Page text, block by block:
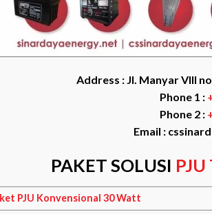
Address : Jl. Manyar VIII
Phone 1 :
Phone 2 :
Email :
PAKET SOLUSI
PJU Konvensional 30 Watt